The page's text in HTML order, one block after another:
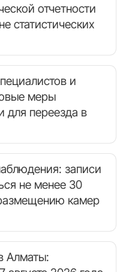
отчетности
статистических
и
меры
для переезда в
записи
не менее 30
камер
Алматы: